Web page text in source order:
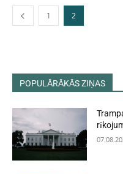
1 2
POPULĀRĀKĀS ZIŅAS